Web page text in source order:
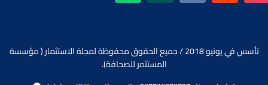
تأسس في يونيو 2018 / جميع الحقوق محفوظة لمجلة الاستثمار ( مؤسسة
المستثمر للصحافة).